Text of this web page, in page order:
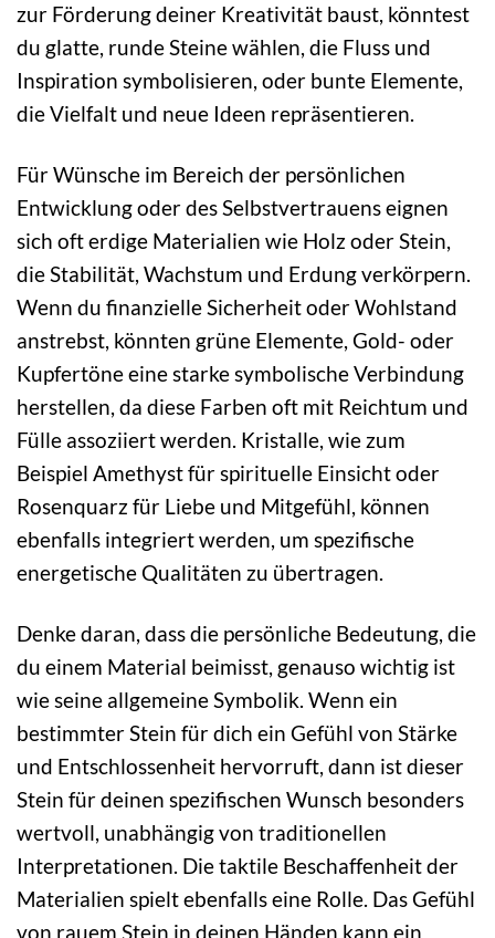
zur Förderung deiner Kreativität baust, könntest
du glatte, runde Steine wählen, die Fluss und
Inspiration symbolisieren, oder bunte Elemente,
die Vielfalt und neue Ideen repräsentieren.
Für Wünsche im Bereich der persönlichen
Entwicklung oder des Selbstvertrauens eignen
sich oft erdige Materialien wie Holz oder Stein,
die Stabilität, Wachstum und Erdung verkörpern.
Wenn du finanzielle Sicherheit oder Wohlstand
anstrebst, könnten grüne Elemente, Gold- oder
Kupfertöne eine starke symbolische Verbindung
herstellen, da diese Farben oft mit Reichtum und
Fülle assoziiert werden. Kristalle, wie zum
Beispiel Amethyst für spirituelle Einsicht oder
Rosenquarz für Liebe und Mitgefühl, können
ebenfalls integriert werden, um spezifische
energetische Qualitäten zu übertragen.
Denke daran, dass die persönliche Bedeutung, die
du einem Material beimisst, genauso wichtig ist
wie seine allgemeine Symbolik. Wenn ein
bestimmter Stein für dich ein Gefühl von Stärke
und Entschlossenheit hervorruft, dann ist dieser
Stein für deinen spezifischen Wunsch besonders
wertvoll, unabhängig von traditionellen
Interpretationen. Die taktile Beschaffenheit der
Materialien spielt ebenfalls eine Rolle. Das Gefühl
von rauem Stein in deinen Händen kann ein